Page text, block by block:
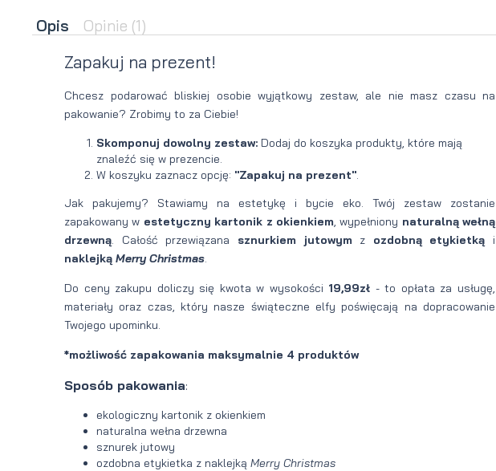
Opis Opinie (1)
Zapakuj na prezent!
Chcesz podarować bliskiej osobie wyjątkowy zestaw, ale nie masz czasu na
pakowanie? Zrobimy to za Ciebie!
Skomponuj dowolny zestaw: Dodaj do koszyka produkty, które mają
znaleźć się w prezencie.
W koszyku zaznacz opcję: "Zapakuj na prezent".
Jak pakujemy? Stawiamy na estetykę i bycie eko. Twój zestaw zostanie
zapakowany w estetyczny kartonik z okienkiem, wypełniony naturalną wełną
drzewną. Całość przewiązana sznurkiem jutowym z ozdobną etykietką i
naklejką Merry Christmas.
Do ceny zakupu doliczy się kwota w wysokości 19,99zł - to opłata za usługę,
materiały oraz czas, który nasze świąteczne elfy poświęcają na dopracowanie
Twojego upominku.
*możliwość zapakowania maksymalnie 4 produktów
Sposób pakowania:
ekologiczny kartonik z okienkiem
naturalna wełna drzewna
sznurek jutowy
ozdobna etykietka z naklejką Merry Christmas